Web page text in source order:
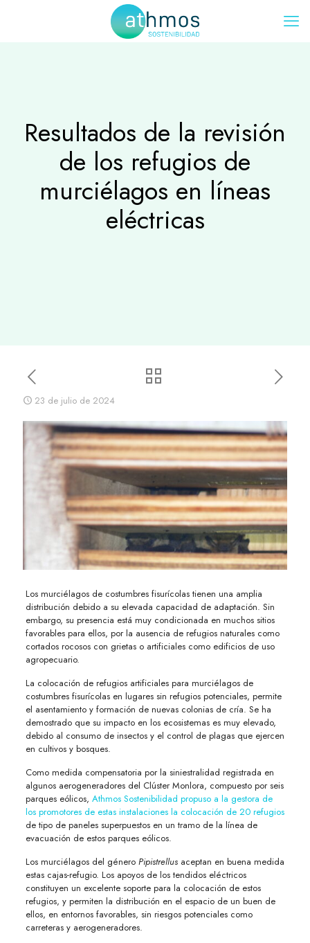
Resultados de la revisión
de los refugios de
murciélagos en líneas
eléctricas
23 de julio de 2024
Los murciélagos de costumbres fisurícolas tienen una amplia
distribución debido a su elevada capacidad de adaptación. Sin
embargo, su presencia está muy condicionada en muchos sitios
favorables para ellos, por la ausencia de refugios naturales como
cortados rocosos con grietas o artificiales como edificios de uso
agropecuario.
La colocación de refugios artificiales para murciélagos de
costumbres fisurícolas en lugares sin refugios potenciales, permite
el asentamiento y formación de nuevas colonias de cría. Se ha
demostrado que su impacto en los ecosistemas es muy elevado,
debido al consumo de insectos y el control de plagas que ejercen
en cultivos y bosques.
Como medida compensatoria por la siniestralidad registrada en
algunos aerogeneradores del Clúster Monlora, compuesto por seis
parques eólicos, Athmos Sostenibilidad propuso a la gestora de
los promotores de estas instalaciones la colocación de 20 refugios
de tipo de paneles superpuestos en un tramo de la línea de
evacuación de estos parques eólicos.
Los murciélagos del género Pipistrellusaceptan en buena medida
estas cajas-refugio. Los apoyos de los tendidos eléctricos
constituyen un excelente soporte para la colocación de estos
refugios, y permiten la distribución en el espacio de un buen de
ellos, en entornos favorables, sin riesgos potenciales como
carreteras y aerogeneradores.